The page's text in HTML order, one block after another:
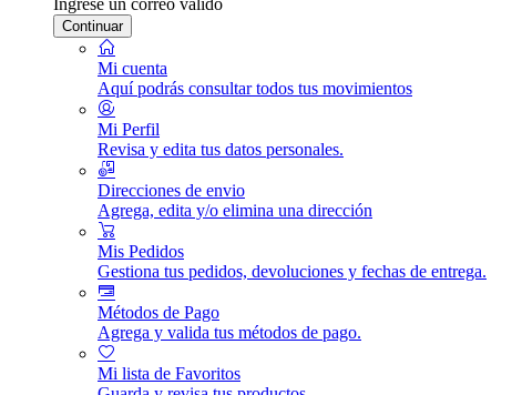
Continuar
Mi cuenta
Aquí podrás consultar todos tus movimientos
Mi Perfil
Revisa y edita tus datos personales.
Direcciones de envio
Agrega, edita y/o elimina una dirección
Mis Pedidos
Gestiona tus pedidos, devoluciones y fechas de entrega.
Métodos de Pago
Agrega y valida tus métodos de pago.
Mi lista de Favoritos